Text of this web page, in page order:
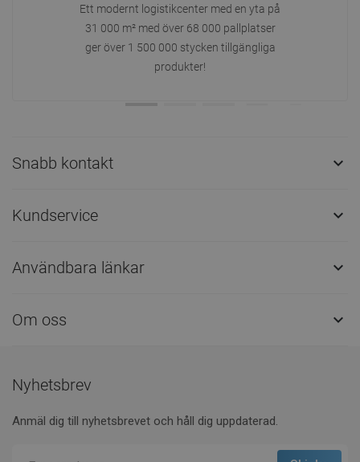
Ett modernt logistikcenter med en yta på
31 000 m² med över 68 000 pallplatser
ger över 1 500 000 stycken tillgängliga
produkter!
Snabb kontakt 
Kundservice 
Användbara länkar 
Om oss 
Nyhetsbrev
Anmäl dig till nyhetsbrevet och håll dig uppdaterad.